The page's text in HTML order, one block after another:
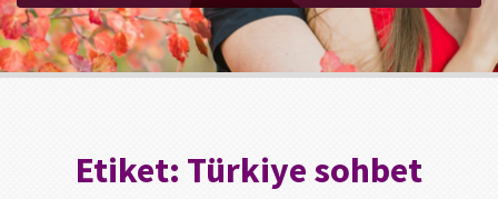
Etiket: Türkiye sohbet